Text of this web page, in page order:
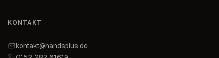
KONTAKT
kontakt@handsplus.de